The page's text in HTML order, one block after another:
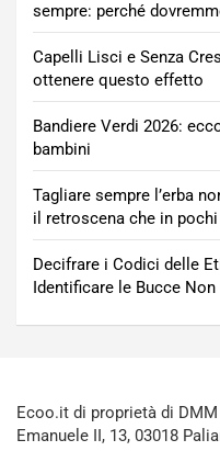
sempre: perché
Capelli Lisci e Senza
ottenere questo effetto
Bandiere Verdi 2026:
bambini
Tagliare sempre l’erba
il retroscena che in
Decifrare i Codici delle
Identificare le Bucce
Ecoo.it di proprietà di
Emanuele II, 13, 03018